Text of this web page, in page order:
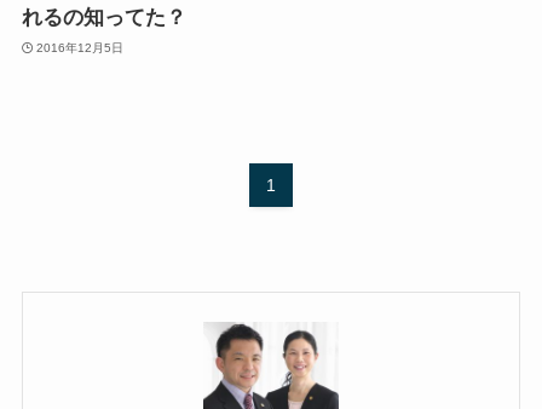
れるの知ってた？
2016年12月5日
1